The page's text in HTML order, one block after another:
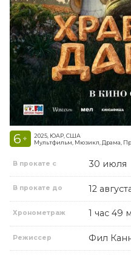
6 +
2025, ЮАР, США
Мультфильм, Мюзикл, Драма,
В прокате с 30 июля
В прокате до 12
Хронометраж 1 час 49
Режиссер Фил